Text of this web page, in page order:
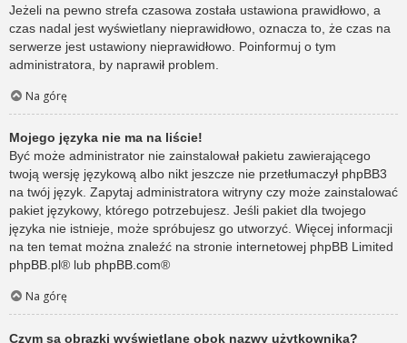
Jeżeli na pewno strefa czasowa została ustawiona prawidłowo, a
czas nadal jest wyświetlany nieprawidłowo, oznacza to, że czas na
serwerze jest ustawiony nieprawidłowo. Poinformuj o tym
administratora, by naprawił problem.
Na górę
Mojego języka nie ma na liście!
Być może administrator nie zainstalował pakietu zawierającego
twoją wersję językową albo nikt jeszcze nie przetłumaczył phpBB3
na twój język. Zapytaj administratora witryny czy może zainstalować
pakiet językowy, którego potrzebujesz. Jeśli pakiet dla twojego
języka nie istnieje, może spróbujesz go utworzyć. Więcej informacji
na ten temat można znaleźć na stronie internetowej phpBB Limited
phpBB.pl® lub phpBB.com®
Na górę
Czym są obrazki wyświetlane obok nazwy użytkownika?